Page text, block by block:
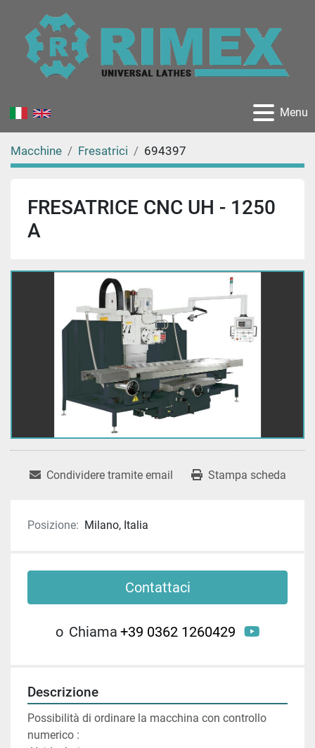
Menu
Macchine Fresatrici 694397
FRESATRICE CNC UH - 1250
A
Condividere tramite email Stampa scheda
Posizione: Milano, Italia
Contattaci
o Chiama +39 0362 1260429 youtube
Descrizione
Possibilità di ordinare la macchina con controllo
numerico :